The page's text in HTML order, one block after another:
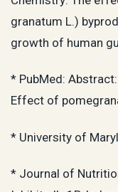
granatum L.)
growth of human
* PubMed:
Effect of
* University of
* Journal of